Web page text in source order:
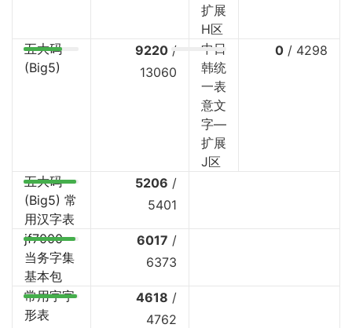
扩展
H区
五大码
(Big5)
9220 /
13060
中日
韩统
一表
意文
字—
扩展
J区
0 / 4298
五大码
(Big5) 常
用汉字表
5206 /
5401
jf7000
当务字集
基本包
6017 /
6373
常用字字
形表
4618 /
4762